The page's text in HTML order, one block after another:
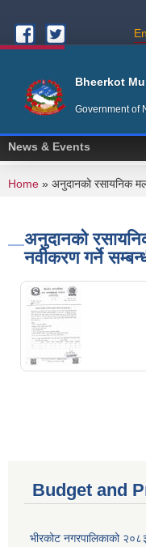
Bheerkot
Government of
News & Events
You are here
Home » अनुदानको रसायनिक
अनुदानको
नवीकरण गर्ने
Budget and
भीरकोट नगरपालिकाको